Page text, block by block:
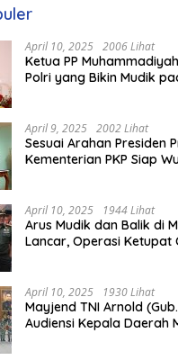
April 10, 2025 2006 Lihat
Ketua PP
Polri yang Bikin Mudik
April 9, 2025 2002 Lihat
Sesuai Arahan Presiden
Kementerian PKP Siap
April 10, 2025 1944 Lihat
Arus Mudik dan Balik di
Lancar, Operasi Ketupat
April 10, 2025 1930 Lihat
Mayjend TNI Arnold
Audiensi Kepala Daerah